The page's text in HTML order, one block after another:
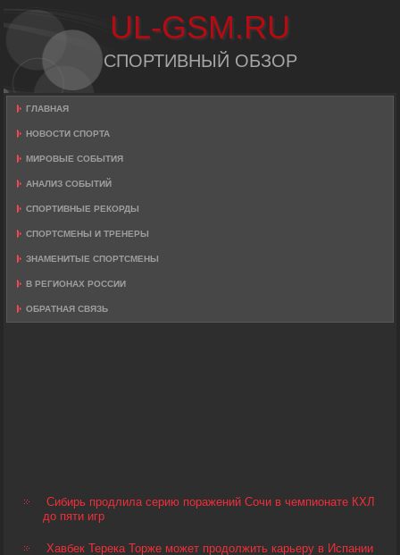
UL-GSM.RU
СПОРТИВНЫЙ ОБЗОР
ГЛАВНАЯ
НОВОСТИ СПОРТА
МИРОВЫЕ СОБЫТИЯ
АНАЛИЗ СОБЫТИЙ
СПОРТИВНЫЕ РЕКОРДЫ
СПОРТСМЕНЫ И ТРЕНЕРЫ
ЗНАМЕНИТЫЕ СПОРТСМЕНЫ
В РЕГИОНАХ РОССИИ
ОБРАТНАЯ СВЯЗЬ
Сибирь продлила серию поражений Сочи в чемпионате КХЛ
до пяти игр
Хавбек Терека Торже может продолжить карьеру в Испании